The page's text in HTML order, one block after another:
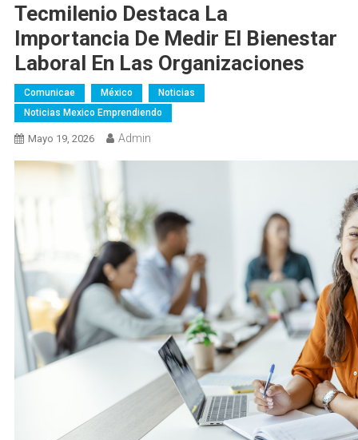
Tecmilenio Destaca La
Importancia De Medir El Bienestar
Laboral En Las Organizaciones
Comunicae México
Noticias
Noticias Mexico Emprendiendo
Mayo 19, 2026 Admin